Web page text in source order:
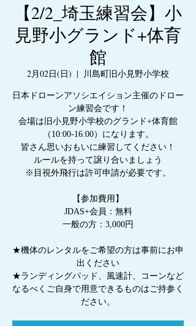
【2/2_埼玉練習会】小
見野小グランド+体育
館
2月02日(日)
  |
川島町旧小見野小学校
日本ドローンアソシエイション主催のドロー
ン練習会です！
会場は旧小見野小学校のグランド+体育館
（10:00-16:00）になります。
皆さん思いおもいに練習してください！
ルールを持って譲り合いましょう
※目視外飛行は許可申請が必要です。
【参加費用】
JDAS+会員：無料
一般の方：3,000円
★機体のレンタルをご希望の方は事前にお申
出ください
★ランディングパッド、風速計、コーンなど
なるべくご自身で用意できるものはご持参く
ださい。